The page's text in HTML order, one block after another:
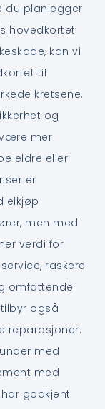
du planlegger
hovedkortet
kan vi
til
kretsene.
og
mer
eldre eller
er
elkjøp
men med
verdi for
raskere
omfattende
også
reparasjoner.
med
med
godkjent